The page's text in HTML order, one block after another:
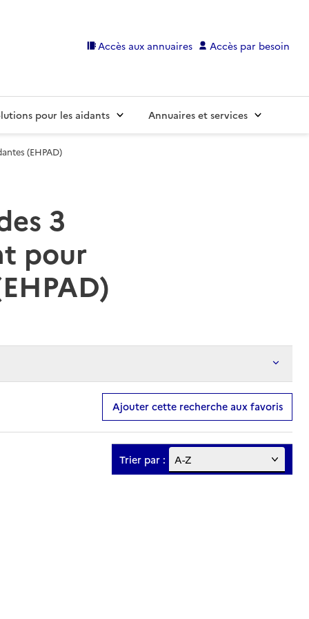
Accès aux annuaires Accès par besoin
pour les aidants Annuaires et services
(EHPAD)
3
pour
Ajouter cette recherche aux favoris
Trier par :